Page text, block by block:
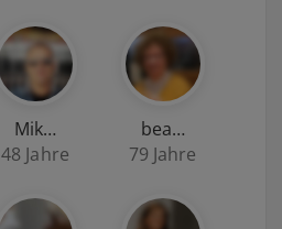
Mik…
48 Jahre
bea…
79 Jahre